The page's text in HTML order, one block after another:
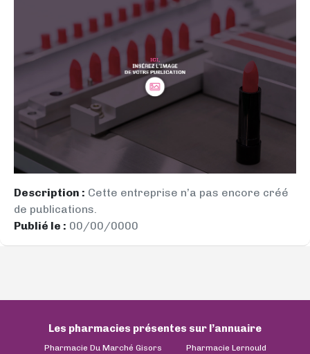
Description : Cette entreprise n’a pas encore créé
de publications.
Publié le : 00/00/0000
Les pharmacies présentes sur l’annuaire
Pharmacie Du Marché Gisors
Pharmacie Lernould